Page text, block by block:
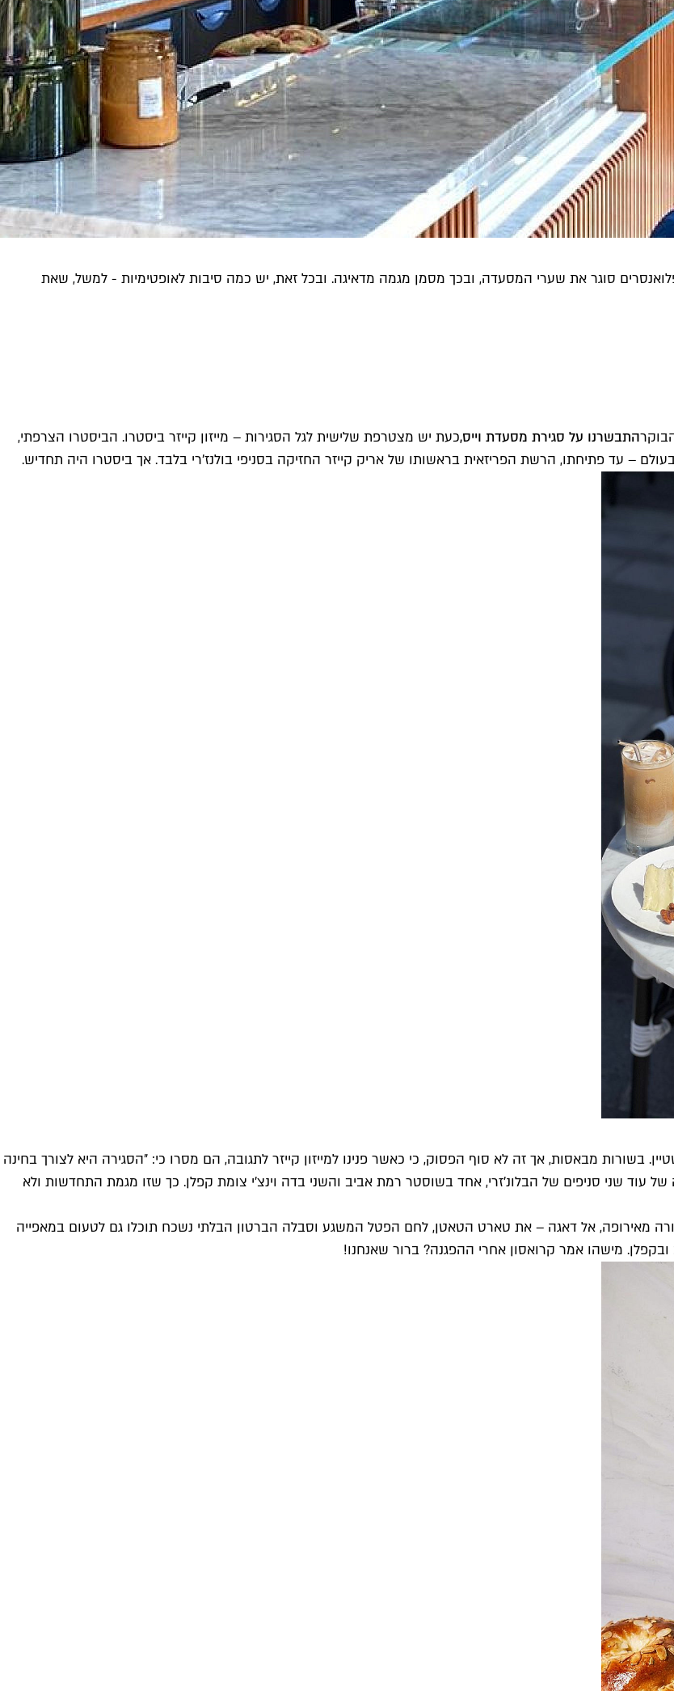
סוגר את שערי המסעדה, ובכך מסמן מגמה מדאיגה. ובכל זאת, יש כמה סיבות לאופטימיות - למשל, שאת
התבשרנו על סגירת מסעדת וייס,כעת יש מצטרפת שלישית לגל הסגירות – מייזון קייזר ביסטרו. הביסטרו הצרפתי,
– עד פתיחתו, הרשת הפריזאית בראשותו של אריק קייזר החזיקה בסניפי בולנז׳רי בלבד. אך ביסטרו היה תחדיש.
בשורות מבאסות, אך זה לא סוף הפסוק, כי כאשר פנינו למייזון קייזר לתגובה, הם מסרו כי: ״הסגירה היא לצורך בחינה
שני סניפים של הבלונ׳זרי, אחד בשוסטר רמת אביב והשני בדה וינצ’י צומת קפלן. כך שזו מגמת התחדשות ולא
מאירופה, אל דאגה – את טארט הטאטן, לחם הפטל המשגע וסבלה הברטון הבלתי נשכח תוכלו גם לטעום במאפייה
מישהו אמר קרואסון אחרי ההפגנה? ברור שאנחנו!